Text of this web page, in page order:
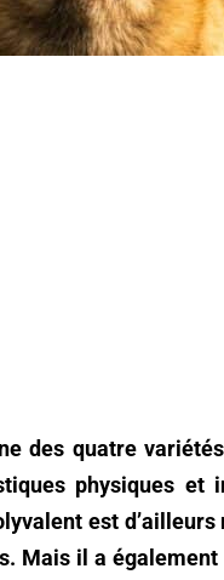
des quatre
physiques et
est
Mais il a